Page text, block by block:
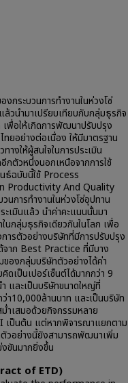
กระบวนการทำงานในห่วงโซ่
ล้วนำมาเปรียบเทียบกับกลุ่มธุรกิจ
เพื่อให้เกิดการพัฒนาปรับปรุง
ทยอย่างต่อเนื่อง ให้มีมาตรฐาน
งให้ผู้สนใจในการประเมิน
กตัวหนึ่งนอกเหนือจากการใช้
ธ์ฉบับนี้ใช้ Process
Productivity And Quality
นการทำงานในห่วงโซ่อุปทาน
เมินแล้ว นำค่าคะแนนนั้นมา
กลุ่มธุรกิจเดียวกันในโลก เพื่อ
ารตัวอย่างบริษัทที่มีการปรับปรุง
จาก Best Practice ที่มีบาง
ของกลุ่มบริษัทตัวอย่างได้ค่า
เป็นเปอร์เซ็นต์ได้มากกว่า 9
และเป็นบริษัทขนาดใหญ่ที่
า10,000ล้านบาท และเป็นบริษัท
เสมอด้วยกิจกรรมหลาย
เป็นต้น แต่หากพิจารณาแยกตาม
วอย่างนี้ยังสามารถพัฒนาเพิ่ม
งขันมากยิ่งขึ้น
of ETD)